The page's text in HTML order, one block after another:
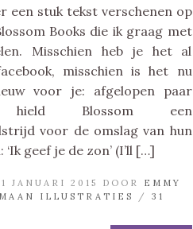
een stuk tekst verschenen op
Books die ik graag met
Misschien heb je het al
misschien is het nu
voor je: afgelopen paar
hield Blossom een
voor de omslag van hun
geef je de zon’ (I’ll […]
JANUARI 2015 DOOR EMMY
ILLUSTRATIES / 31